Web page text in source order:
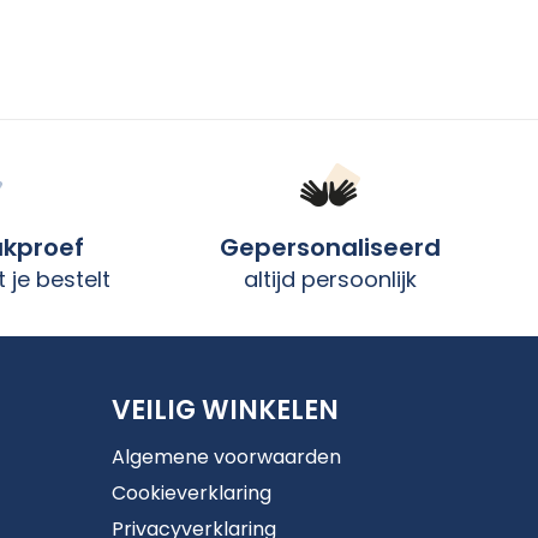
je bestelt
Gepersonaliseerd
altijd persoonlijk
VEILIG WINKELEN
Algemene voorwaarden
Cookieverklaring
Privacyverklaring